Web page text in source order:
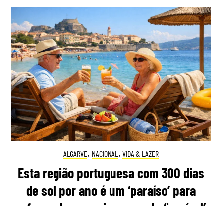
ALGARVE, NACIONAL , VIDA & LAZER
Esta região portuguesa com 300 dias
de sol por ano é um ‘paraíso’ para